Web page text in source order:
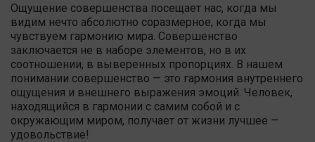
Ощущение совершенства посещает нас, когда мы
видим нечто абсолютно соразмерное, когда мы
чувствуем гармонию мира. Совершенство
заключается не в наборе элементов, но в их
соотношении, в выверенных пропорциях. В нашем
понимании совершенство — это гармония внутреннего
ощущения и внешнего выражения эмоций. Человек,
находящийся в гармонии с самим собой и с
окружающим миром, получает от жизни лучшее —
удовольствие!